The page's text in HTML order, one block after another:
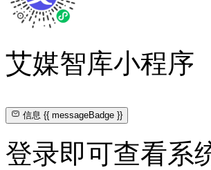
艾媒智库小程序
信息{{ messageBadge }}
登录即可查看系